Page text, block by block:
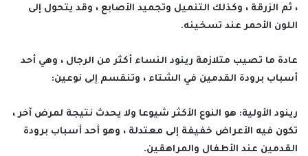
، ثم الزرقة ، وكذلك التنميل وتجميد الأصابع ، وقد يتحول إلى
اللون الأحمر عند تسخينه.
عادة ما تصيب متلازمة رينود النساء أكثر من الرجال ، وهي أحد
أسباب برودة القدمين في الشتاء ، وتنقسم إلى نوعين:
رينود الأولية: هو النوع الأكثر شيوعا ولا يحدث نتيجة لمرض آخر ،
تكون فيه الأعراض خفيفة إلى معتدلة ، وهو أحد أسباب برودة
القدمين عند الأطفال والمراهقين.